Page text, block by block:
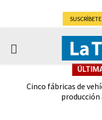
SUSCRÍBETE
PRIMARY
Cinco fábricas de
producción